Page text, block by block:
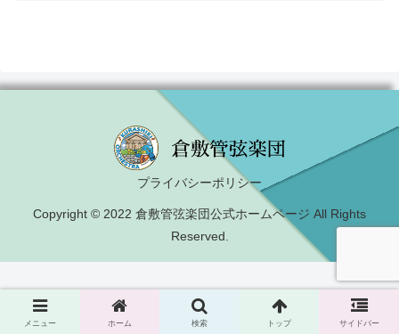
プライバシーポリシー
Copyright © 2022 倉敷管弦楽団公式ホームページ All Rights
Reserved.
メニュー ホーム 検索 トップ サイドバー